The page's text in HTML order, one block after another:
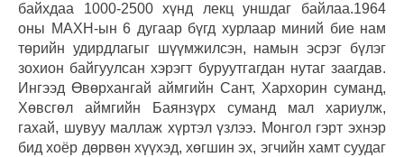
байхдаа 1000-2500 хүнд лекц уншдаг байлаа.1964
оны МАХН-ын 6 дугаар бүгд хурлаар миний бие нам
төрийн удирдлагыг шүүмжилсэн, намын эсрэг бүлэг
зохион байгуулсан хэрэгт буруутгагдан нутаг заагдав.
Ингээд Өвөрхангай аймгийн Сант, Хархорин суманд,
Хөвсгөл аймгийн Баянзүрх суманд мал хариулж,
гахай, шувуу маллаж хүртэл үзлээ. Монгол гэрт эхнэр
бид хоёр дөрвөн хүүхэд, хөгшин эх, эгчийн хамт суудаг